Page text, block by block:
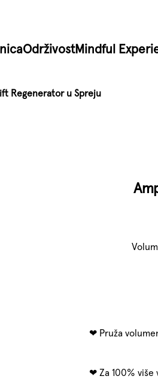
OdrživostMindful
Regenerator u Spreju
Pruža
Za 100%